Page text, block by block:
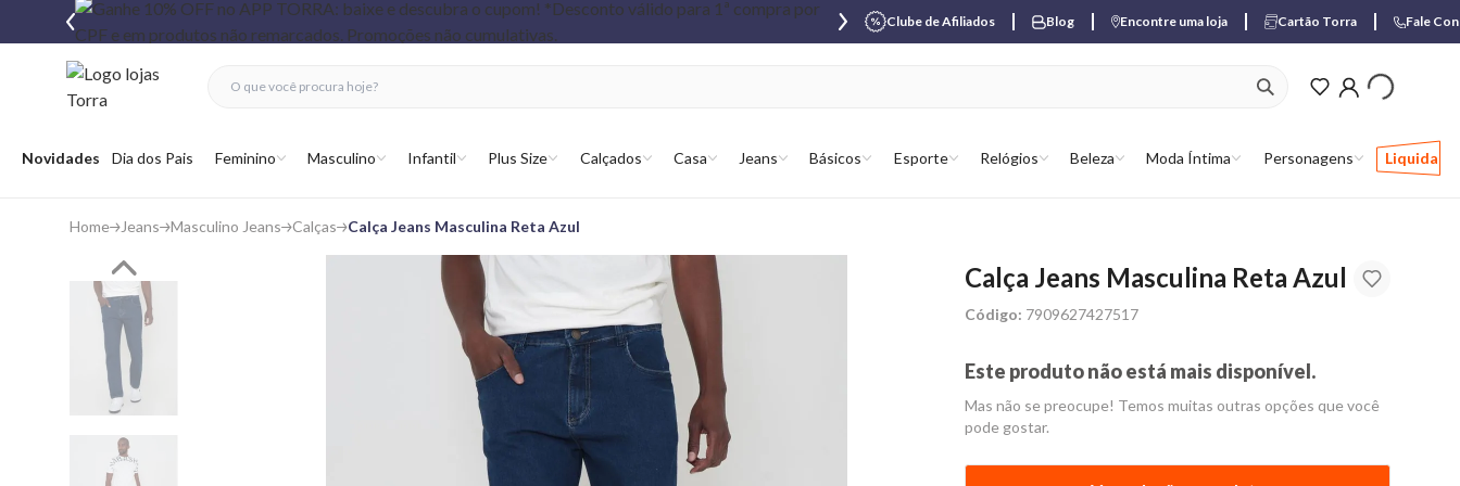
Clube de Afiliados Blog Encontre uma loja Cartão Torra Fale
Abrir menu
Novidades Dia dos Pais Feminino Masculino Infantil Plus Size Calçados Casa Jeans Básicos Esporte Relógios Beleza Moda Íntima Personagens Liquida
ver produtos
fechar menu
fechar menu
favoritos
Home Jeans Masculino Jeans Calças Calça Jeans Masculina Reta Azul
Calça Jeans Masculina Reta Azul
Código: 7909627427517
Este produto não está mais disponível.
Mas não se preocupe! Temos muitas outras opções que você
pode gostar.